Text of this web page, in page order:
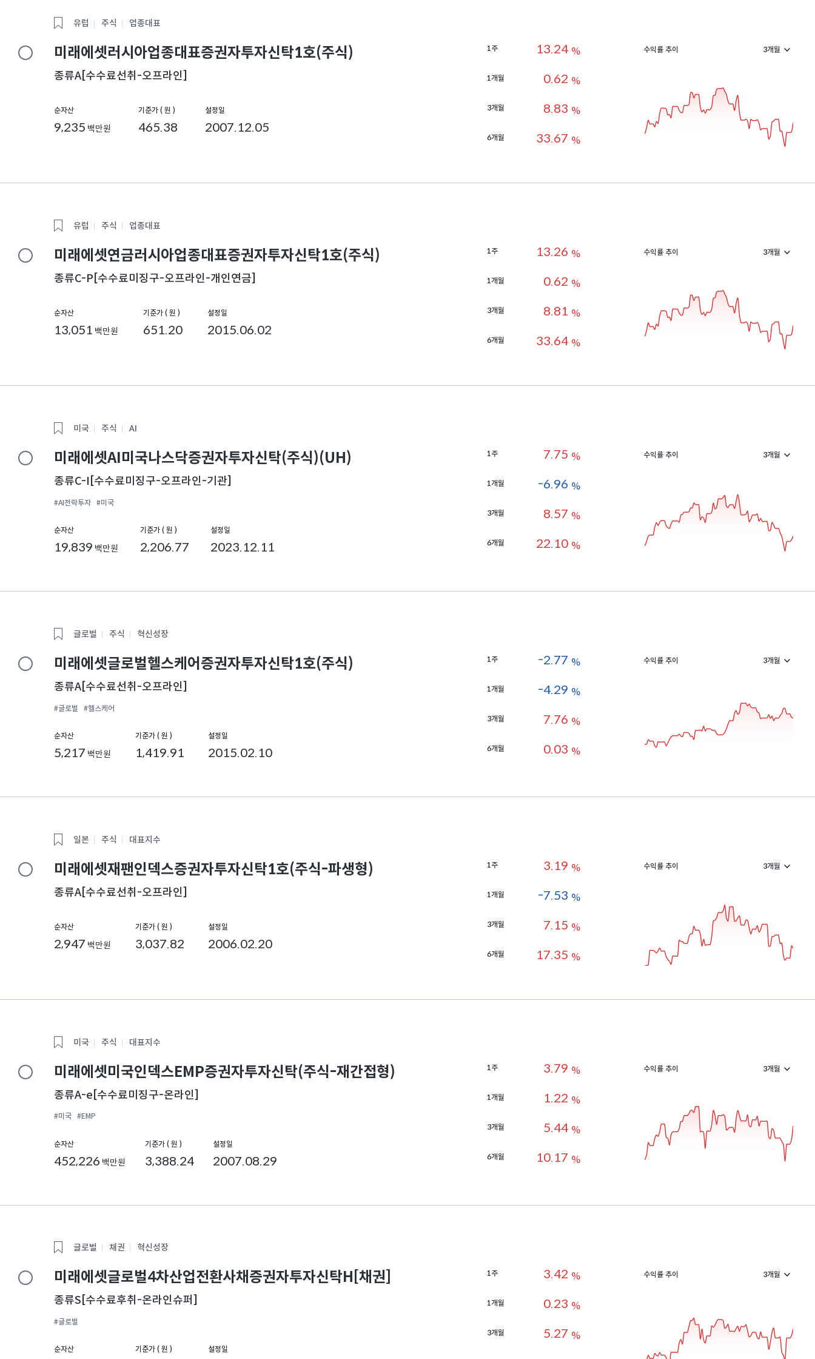
유럽 주식 업종대표
미래에셋러시아업종대표증권자투자신탁1호(주식)
종류A[수수료선취-오프라인]
순자산
9,235 백만원
기준가 ( 원 )
465.38
설정일
2007.12.05
1주 13.24 %
1개월 0.62 %
3개월 8.83 %
6개월 33.67 %
수익률 추이
유럽 주식 업종대표
미래에셋연금러시아업종대표증권자투자신탁1호(주식)
종류C-P[수수료미징구-오프라인-개인연금]
순자산
13,051 백만원
기준가 ( 원 )
651.20
설정일
2015.06.02
1주 13.26 %
1개월 0.62 %
3개월 8.81 %
6개월 33.64 %
수익률 추이
미국 주식 AI
미래에셋AI미국나스닥증권자투자신탁(주식)(UH)
종류C-I[수수료미징구-오프라인-기관]
#AI전략투자 #미국
순자산
19,839 백만원
기준가 ( 원 )
2,206.77
설정일
2023.12.11
1주 7.75 %
1개월 -6.96 %
3개월 8.57 %
6개월 22.10 %
수익률 추이
글로벌 주식 혁신성장
미래에셋글로벌헬스케어증권자투자신탁1호(주식)
종류A[수수료선취-오프라인]
#글로벌 #헬스케어
순자산
5,217 백만원
기준가 ( 원 )
1,419.91
설정일
2015.02.10
1주 -2.77 %
1개월 -4.29 %
3개월 7.76 %
6개월 0.03 %
수익률 추이
일본 주식 대표지수
미래에셋재팬인덱스증권자투자신탁1호(주식-파생형)
종류A[수수료선취-오프라인]
순자산
2,947 백만원
기준가 ( 원 )
3,037.82
설정일
2006.02.20
1주 3.19 %
1개월 -7.53 %
3개월 7.15 %
6개월 17.35 %
수익률 추이
미국 주식 대표지수
미래에셋미국인덱스EMP증권자투자신탁(주식-재간접형)
종류A-e[수수료미징구-온라인]
#미국 #EMP
순자산
452,226 백만원
기준가 ( 원 )
3,388.24
설정일
2007.08.29
1주 3.79 %
1개월 1.22 %
3개월 5.44 %
6개월 10.17 %
수익률 추이
글로벌 채권 혁신성장
미래에셋글로벌4차산업전환사채증권자투자신탁H[채권]
종류S[수수료후취-온라인슈퍼]
#글로벌
순자산 기준가 ( 원 ) 설정일
1주 3.42 %
1개월 0.23 %
3개월 5.27 %
수익률 추이